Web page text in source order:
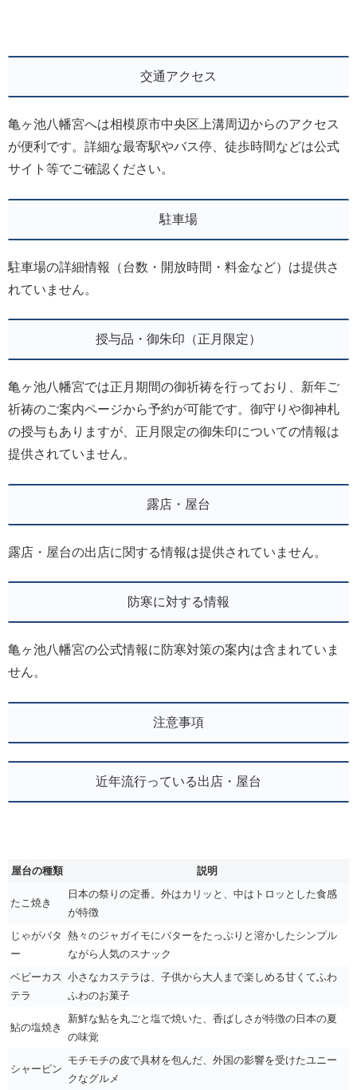
交通アクセス
亀ヶ池八幡宮へは相模原市中央区上溝周辺からのアクセス
が便利です。詳細な最寄駅やバス停、徒歩時間などは公式
サイト等でご確認ください。
駐車場
駐車場の詳細情報（台数・開放時間・料金など）は提供さ
れていません。
授与品・御朱印（正月限定）
亀ヶ池八幡宮では正月期間の御祈祷を行っており、新年ご
祈祷のご案内ページから予約が可能です。御守りや御神札
の授与もありますが、正月限定の御朱印についての情報は
提供されていません。
露店・屋台
露店・屋台の出店に関する情報は提供されていません。
防寒に対する情報
亀ヶ池八幡宮の公式情報に防寒対策の案内は含まれていま
せん。
注意事項
近年流行っている出店・屋台
屋台の種類 説明
たこ焼き
日本の祭りの定番。外はカリッと、中はトロッとした食感
が特徴
じゃがバタ
ー
熱々のジャガイモにバターをたっぷりと溶かしたシンプル
ながら人気のスナック
ベビーカス
テラ
小さなカステラは、子供から大人まで楽しめる甘くてふわ
ふわのお菓子
鮎の塩焼き
新鮮な鮎を丸ごと塩で焼いた、香ばしさが特徴の日本の夏
の味覚
シャーピン
モチモチの皮で具材を包んだ、外国の影響を受けたユニー
クなグルメ